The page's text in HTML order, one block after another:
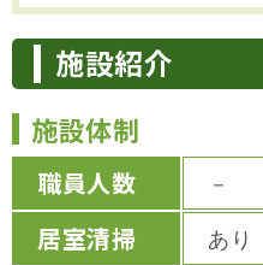
施設紹介
施設体制
職員人数 －
居室清掃 あり